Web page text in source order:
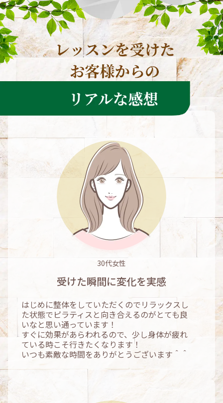
30代女性
受けた瞬間に変化を実感
はじめに整体をしていただくのでリラックスし
た状態でピラティスと向き合えるのがとても良
いなと思い通っています！
すぐに効果があらわれるので、少し身体が疲れ
ている時こそ行きたくなります！
いつも素敵な時間をありがとうございます＾＾